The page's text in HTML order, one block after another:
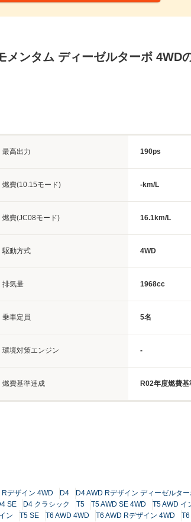
メンタム ディーゼルターボ 4WD
最高出力 190ps
燃費(10.15モード) -km/L
燃費(JC08モード) 16.1km/L
駆動方式 4WD
排気量 1968cc
乗車定員 5名
環境対策エンジン -
燃費基準達成 R02年度燃費
Rデザイン 4WD D4
D4 AWD Rデザイン ディーゼルタ
SE D4 クラシック T5 T5 AWD SE 4WD
T5 AWD イ
ン T5 SE T6 AWD 4WD T6 AWD Rデザイン 4WD